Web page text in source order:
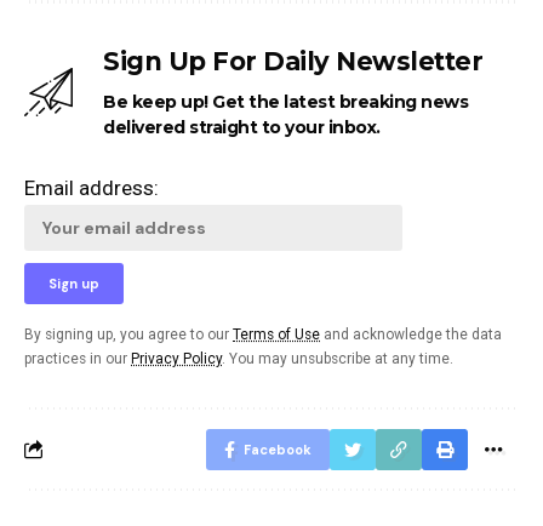
Sign Up For Daily Newsletter
Be keep up! Get the latest breaking news
delivered straight to your inbox.
Email address:
By signing up, you agree to our Terms of Use and acknowledge the data
practices in our Privacy Policy. You may unsubscribe at any time.
Facebook